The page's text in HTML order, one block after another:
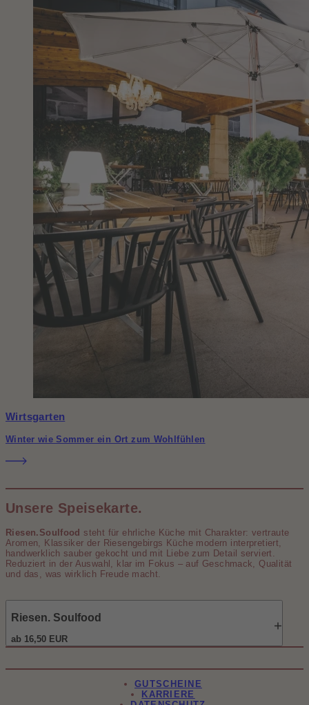
Wirtsgarten
Winter wie Sommer ein Ort zum Wohlfühlen
Unsere Speisekarte.
Riesen.Soulfood steht für ehrliche Küche mit Charakter: vertraute
Aromen, Klassiker der Riesengebirgs Küche modern interpretiert,
handwerklich sauber gekocht und mit Liebe zum Detail serviert.
Reduziert in der Auswahl, klar im Fokus – auf Geschmack, Qualität
und das, was wirklich Freude macht.
Riesen. Soulfood
ab 16,50 EUR
Garnelen Pop Corn • 16,50 EUR
GUTSCHEINE
KARRIERE